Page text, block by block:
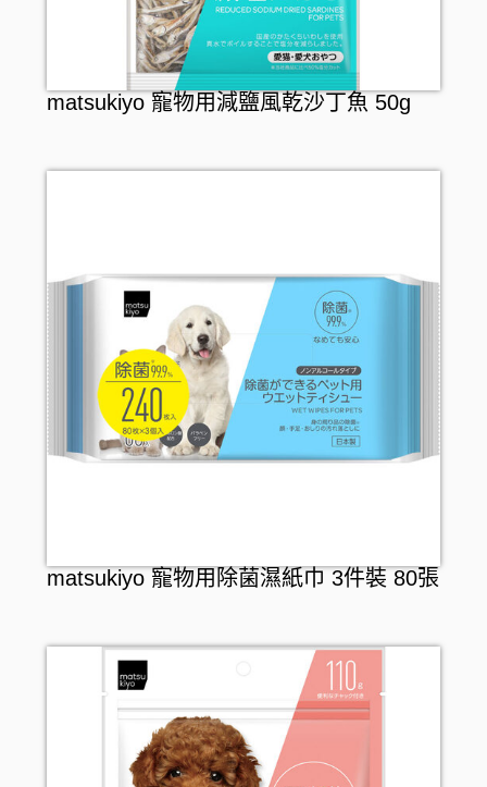
matsukiyo 寵物用減鹽風乾沙丁魚 50g
matsukiyo 寵物用除菌濕紙巾 3件裝 80張